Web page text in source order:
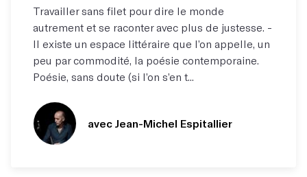
Travailler sans filet pour dire le monde
autrement et se raconter avec plus de justesse. -
Il existe un espace littéraire que l’on appelle, un
peu par commodité, la poésie contemporaine.
Poésie, sans doute (si l’on s’en t...
avec Jean-Michel Espitallier